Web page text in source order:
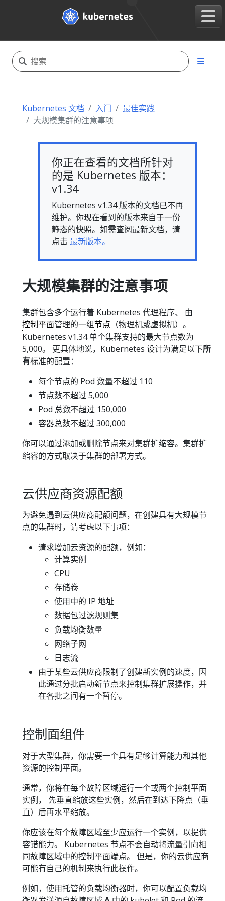
Kubernetes 文档 入门
最佳实践
大规模集群的注意事项
你正在查看的文档所针对
的是 Kubernetes 版本：
v1.34
Kubernetes v1.34 版本的文档已不再
维护。你现在看到的版本来自于一份
静态的快照。如需查阅最新文档，请
点击 最新版本。
大规模集群的注意事项
集群包含多个运行着 Kubernetes 代理程序、 由
控制平面管理的一组节点 （物理机或虚拟机）。
Kubernetes v1.34 单个集群支持的最大节点数为
5,000。 更具体地说，Kubernetes 设计为满足以下所
有标准的配置：
每个节点的 Pod 数量不超过 110
节点数不超过 5,000
Pod 总数不超过 150,000
容器总数不超过 300,000
你可以通过添加或删除节点来对集群扩缩容。集群扩
缩容的方式取决于集群的部署方式。
云供应商资源配额
为避免遇到云供应商配额问题，在创建具有大规模节
点的集群时，请考虑以下事项：
请求增加云资源的配额，例如：
计算实例
CPU
存储卷
使用中的 IP 地址
数据包过滤规则集
负载均衡数量
网络子网
日志流
由于某些云供应商限制了创建新实例的速度，因
此通过分批启动新节点来控制集群扩展操作，并
在各批之间有一个暂停。
控制面组件
对于大型集群，你需要一个具有足够计算能力和其他
资源的控制平面。
通常，你将在每个故障区域运行一个或两个控制平面
实例， 先垂直缩放这些实例，然后在到达下降点（垂
直）后再水平缩放。
你应该在每个故障区域至少应运行一个实例，以提供
容错能力。 Kubernetes 节点不会自动将流量引向相
同故障区域中的控制平面端点。 但是，你的云供应商
可能有自己的机制来执行此操作。
例如，使用托管的负载均衡器时，你可以配置负载均